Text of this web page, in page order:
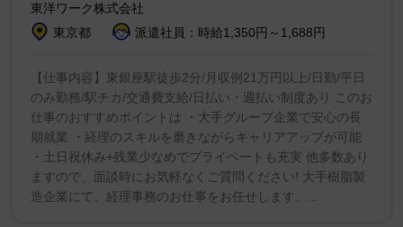
東洋ワーク株式会社
東京都
派遣社員：時給1,350円～1,688円
【仕事内容】東銀座駅徒歩2分/月収例21万円以上/日勤/平日
のみ勤務/駅チカ/交通費支給/日払い・週払い制度あり このお
仕事のおすすめポイントは ・大手グループ企業で安心の長
期就業 ・経理のスキルを磨きながらキャリアアップが可能
・土日祝休み+残業少なめでプライベートも充実 他多数あり
ますので、面談時にお気軽なくご質問ください! 大手樹脂製
造企業にて、経理事務のお仕事をお任せします。...